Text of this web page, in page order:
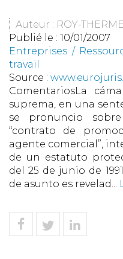
Auteur : ROY-
Publié le : 10/01/2007
Entreprises /
travail
Source :
ComentariosLa
suprema, en una
se pronuncio
“contrato de
agente comercial”,
de un estatuto
del 25 de junio de
de asunto es revelad...